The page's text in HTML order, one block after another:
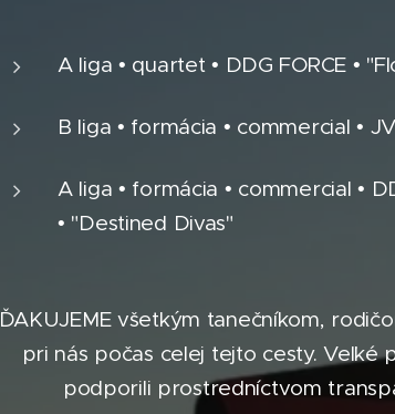
A liga • quartet • DDG FORCE •
B liga • formácia • commercial •
A liga • formácia • commercial •
• "Destined Divas"
ĎAKUJEME všetkým tanečníkom,
pri nás počas celej tejto cesty.
podporili prostredníctvom